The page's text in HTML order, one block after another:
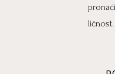
ličnost.